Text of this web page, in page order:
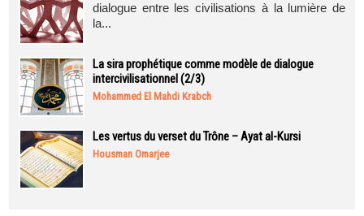
dialogue entre les civilisations à la lumière de
la...
La sira prophétique comme modèle de dialogue
intercivilisationnel (2/3)
Mohammed El Mahdi Krabch
Les vertus du verset du Trône – Ayat al-Kursi
Housman Omarjee